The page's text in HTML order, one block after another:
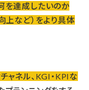
を達成したいのか
上など）をより具体
ャネル、KGI・KPIな